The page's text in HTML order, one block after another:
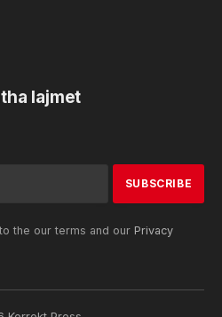
lajmet
the our terms and our Privacy